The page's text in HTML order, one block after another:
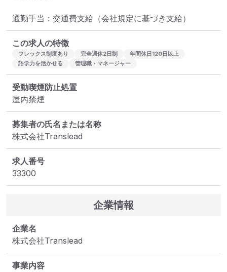
通勤手当：交通費支給（会社規定に基づき支給）
この求人の特徴
フレックス制度あり 完全週休2日制
年間休日120日以上
語学力を活かせる
管理職・マネージャー
受動喫煙防止処置
屋内禁煙
募集者の氏名または名称
株式会社Translead
求人番号
33300
企業情報
企業名
株式会社Translead
事業内容